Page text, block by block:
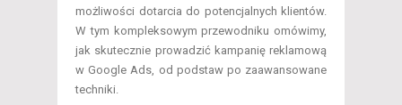
możliwości dotarcia do potencjalnych klientów.
W tym kompleksowym przewodniku omówimy,
jak skutecznie prowadzić kampanię reklamową
w Google Ads, od podstaw po zaawansowane
techniki.